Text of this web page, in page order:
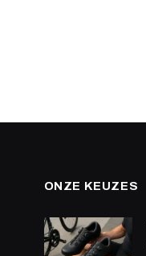
ONZE KEUZES